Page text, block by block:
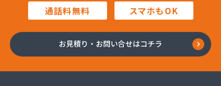
通話料無料 スマホもOK
お見積り・お問い合せはコチラ